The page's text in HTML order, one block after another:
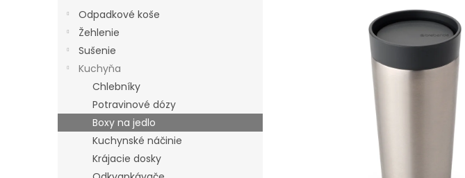
Odpadkové koše
Žehlenie
Sušenie
Kuchyňa
Chlebníky
Potravinové dózy
Boxy na jedlo
Kuchynské náčinie
Krájacie dosky